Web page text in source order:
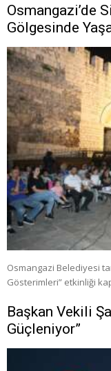
Osmangazi’de
Gölgesinde
Osmangazi Belediyesi
Gösterimleri” etkinliği
Başkan Vekili
Güçleniyor”